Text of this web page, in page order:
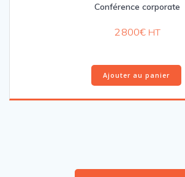
Conférence corporate
2 800€ HT
Ajouter au panier